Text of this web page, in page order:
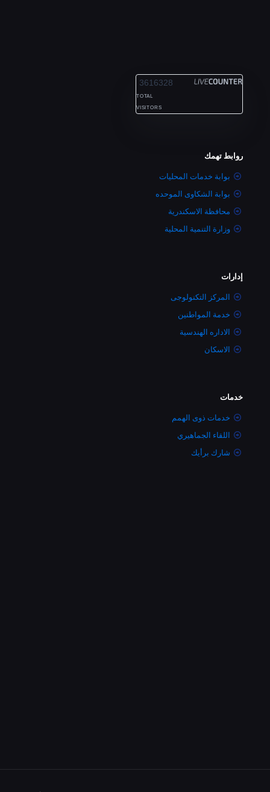
3616328
TOTAL
VISITORS
روابط تهمك
بوابة خدمات المحليات
بوابة الشكاوى الموحده
محافظة الاسكندرية
وزارة التنمية المحلية
إدارات
المركز التكنولوجى
خدمة المواطنين
الاداره الهندسية
الاسكان
خدمات
خدمات ذوى الهمم
اللقاء الجماهيري
شارك برأيك